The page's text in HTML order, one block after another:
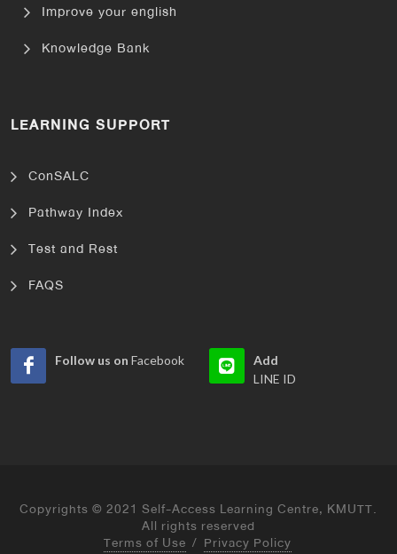
Improve your english
Knowledge Bank
LEARNING SUPPORT
ConSALC
Pathway Index
Test and Rest
FAQS
Follow us on Facebook
Add
LINE ID
Copyrights © 2021 Self-Access Learning Centre, KMUTT.
All rights reserved
Terms of Use / Privacy Policy